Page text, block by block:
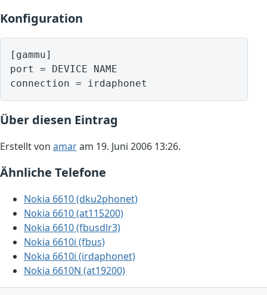
Konfiguration
[gammu]
port = DEVICE NAME
Über diesen Eintrag
Erstellt von amaram 19. Juni 2006 13:26.
Ähnliche Telefone
Nokia 6610 (dku2phonet)
Nokia 6610 (at115200)
Nokia 6610 (fbusdlr3)
Nokia 6610i (fbus)
Nokia 6610i (irdaphonet)
Nokia 6610N (at19200)